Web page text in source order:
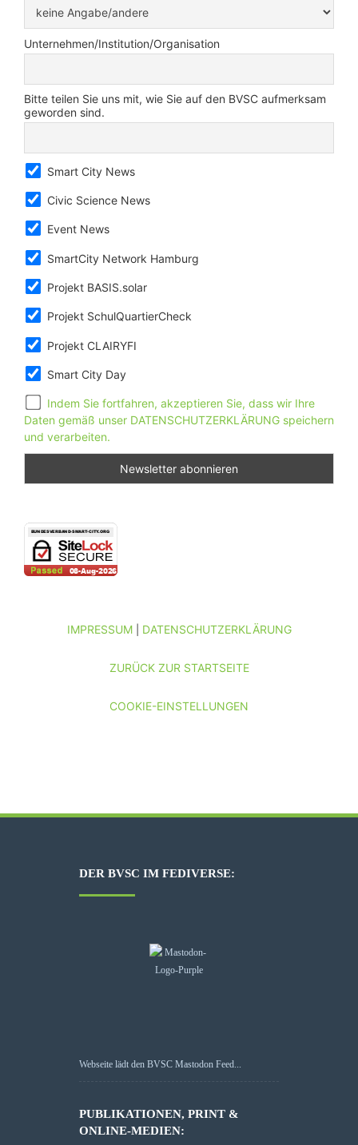
Unternehmen/Institution/Organisation
Bitte teilen Sie uns mit, wie Sie auf den BVSC aufmerksam
geworden sind.
Smart City News
Civic Science News
Event News
SmartCity Network Hamburg
Projekt BASIS.solar
Projekt SchulQuartierCheck
Projekt CLAIRYFI
Smart City Day
Indem Sie fortfahren, akzeptieren Sie, dass wir Ihre
Daten gemäß unser DATENSCHUTZERKLÄRUNG speichern
und verarbeiten.
IMPRESSUM| DATENSCHUTZERKLÄRUNG
ZURÜCK ZUR STARTSEITE
COOKIE-EINSTELLUNGEN
DER BVSC IM FEDIVERSE:
Webseite lädt den BVSC Mastodon Feed...
PUBLIKATIONEN, PRINT &
ONLINE-MEDIEN: